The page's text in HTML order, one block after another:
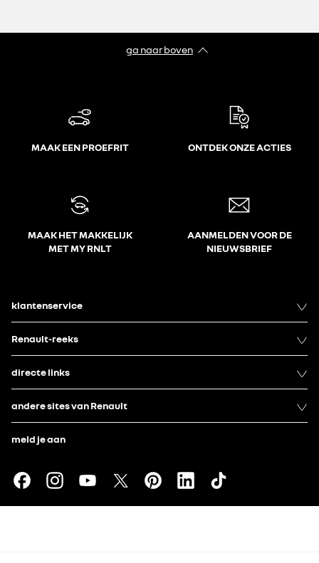
ga naar boven
MAAK EEN PROEFRIT ONTDEK ONZE ACTIES
MAAK HET MAKKELIJK
MET MY RNLT
AANMELDEN VOOR DE
NIEUWSBRIEF
klantenservice
Renault-reeks
directe links
andere sites van Renault
meld je aan